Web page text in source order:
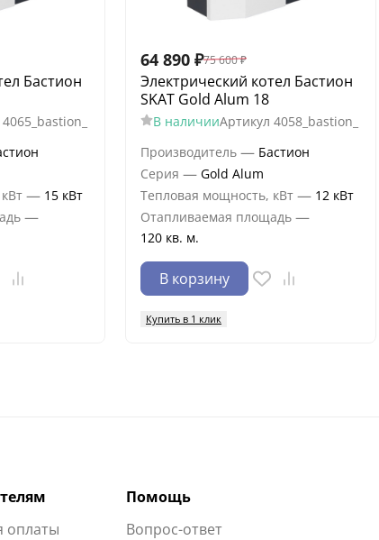
Бастион
4065_bastion_
— 15 кВт
—
64 890 ₽75 600 ₽
Электрический котел Бастион
SKAT Gold Alum 18
В наличииАртикул 4058_bastion_
Производитель — Бастион
Серия — Gold Alum
Тепловая мощность, кВт — 12 кВт
Отапливаемая площадь —
120 кв. м.
В корзину
Купить в 1 клик
оплаты
Помощь
Вопрос-ответ